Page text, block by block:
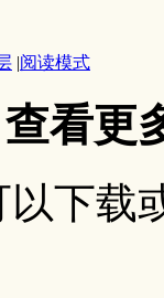
|阅读模式
看更
以下载